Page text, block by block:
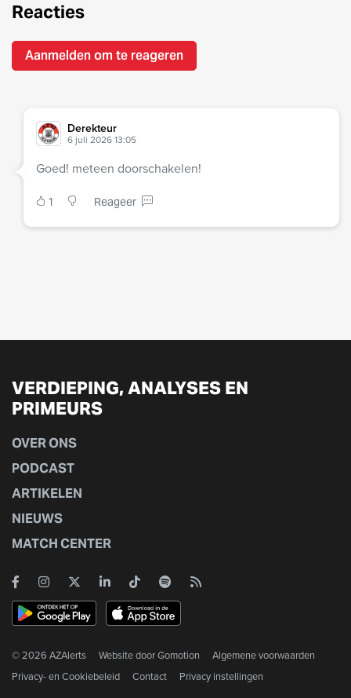
Reacties
Aanmelden om te reageren
Derekteur
6 juli 2026 13:05
Goed! meteen doorschakelen!
1 Reageer
VERDIEPING, ANALYSES EN
PRIMEURS
OVER ONS
PODCAST
ARTIKELEN
NIEUWS
MATCH CENTER
© 2026 AZAlerts Website doorGomotion
Algemene voorwaarden
Privacy- en Cookiebeleid
Contact Privacy instellingen